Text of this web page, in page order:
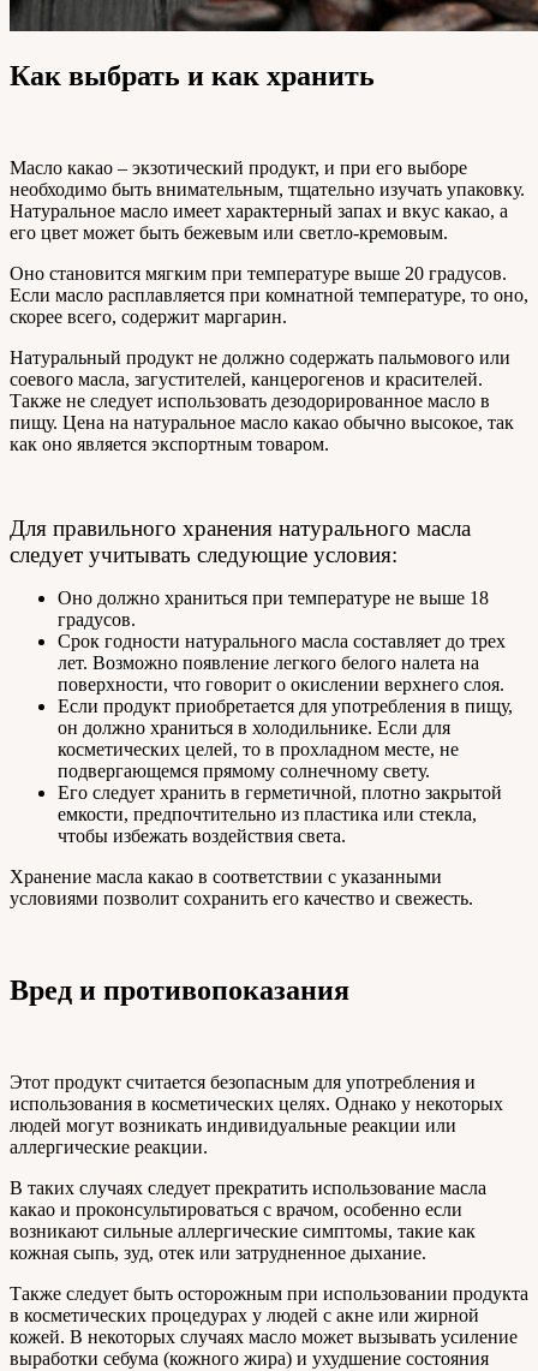
Как выбрать и как хранить
Масло какао – экзотический продукт, и при его выборе
необходимо быть внимательным, тщательно изучать упаковку.
Натуральное масло имеет характерный запах и вкус какао, а
его цвет может быть бежевым или светло-кремовым.
Оно становится мягким при температуре выше 20 градусов.
Если масло расплавляется при комнатной температуре, то оно,
скорее всего, содержит маргарин.
Натуральный продукт не должно содержать пальмового или
соевого масла, загустителей, канцерогенов и красителей.
Также не следует использовать дезодорированное масло в
пищу. Цена на натуральное масло какао обычно высокое, так
как оно является экспортным товаром.
Для правильного хранения натурального масла
следует учитывать следующие условия:
Оно должно храниться при температуре не выше 18
градусов.
Срок годности натурального масла составляет до трех
лет. Возможно появление легкого белого налета на
поверхности, что говорит о окислении верхнего слоя.
Если продукт приобретается для употребления в пищу,
он должно храниться в холодильнике. Если для
косметических целей, то в прохладном месте, не
подвергающемся прямому солнечному свету.
Его следует хранить в герметичной, плотно закрытой
емкости, предпочтительно из пластика или стекла,
чтобы избежать воздействия света.
Хранение масла какао в соответствии с указанными
условиями позволит сохранить его качество и свежесть.
Вред и противопоказания
Этот продукт считается безопасным для употребления и
использования в косметических целях. Однако у некоторых
людей могут возникать индивидуальные реакции или
аллергические реакции.
В таких случаях следует прекратить использование масла
какао и проконсультироваться с врачом, особенно если
возникают сильные аллергические симптомы, такие как
кожная сыпь, зуд, отек или затрудненное дыхание.
Также следует быть осторожным при использовании продукта
в косметических процедурах у людей с акне или жирной
кожей. В некоторых случаях масло может вызывать усиление
выработки себума (кожного жира) и ухудшение состояния